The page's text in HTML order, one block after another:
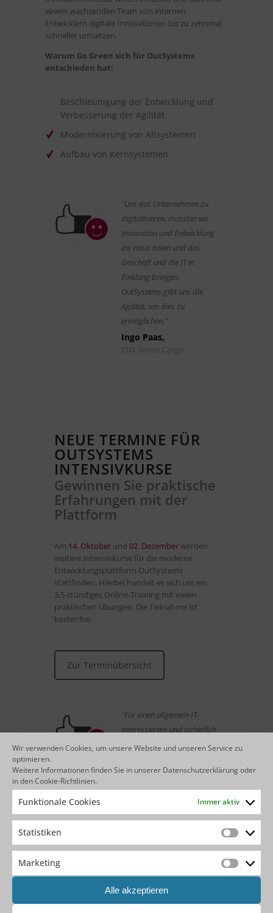
Wir verwenden Cookies, um unsere Website und unseren Service zu
optimieren.
Weitere Informationen finden Sie in unserer Datenschutzerklärungoder
in denCookie-Richtlinien.
Funktionale Cookies Immer aktiv
Statistiken
Marketing
Alle akzeptieren
einem wachsenden Team von internen
Entwicklern digitale Innovationen bis zu zehnmal
schneller umsetzen.
Warum Go Green sich für OutSystems
entschieden hat:
Beschleunigung der Entwicklung und
Verbesserung der Agilität
Modernisierung von Altsystemen
Aufbau von Kernsystemen
"Um das Unternehmen zu
digitalisieren, mussten wir
Innovation und Entwicklung
ins Haus holen und das
Geschäft und die IT in
Einklang bringen.
OutSystems gibt uns die
Agilität, um dies zu
ermöglichen."
Ingo Paas,
CIO, Green Cargo
NEUE TERMINE FÜR
OUTSYSTEMS
INTENSIVKURSE
Gewinnen Sie praktische
Erfahrungen mit der
Plattform
Am 14. Oktober und 02. Dezemberwerden
weitere Intensivkurse für die moderne
Entwicklungsplattform OutSystems
stattfinden. Hierbei handelt es sich um ein
3,5-stündiges Online-Training mit vielen
praktischen Übungen. Die Teilnahme ist
kostenfrei.
Zur Terminübersicht
"Für einen allgemein IT-
Interessierten und sicherlich
fortgeschrittenen Nutzer war
Gelegenheit, zu verstehen
wofür Low-Code wirklich
Vergleich wie viel schneller/
gegenüber klassischer
aber: Es geht wirklich
schnell. Und jeder, der etwas
„vorbelastet“ und